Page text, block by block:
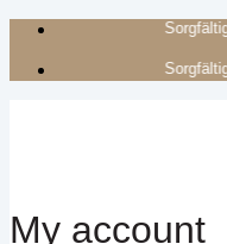
Zum
springen
My account